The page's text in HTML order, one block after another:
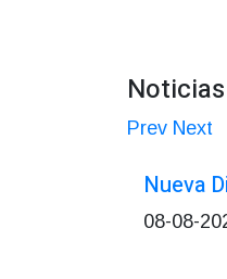
Noticias
Prev Next
Nueva
08-08-